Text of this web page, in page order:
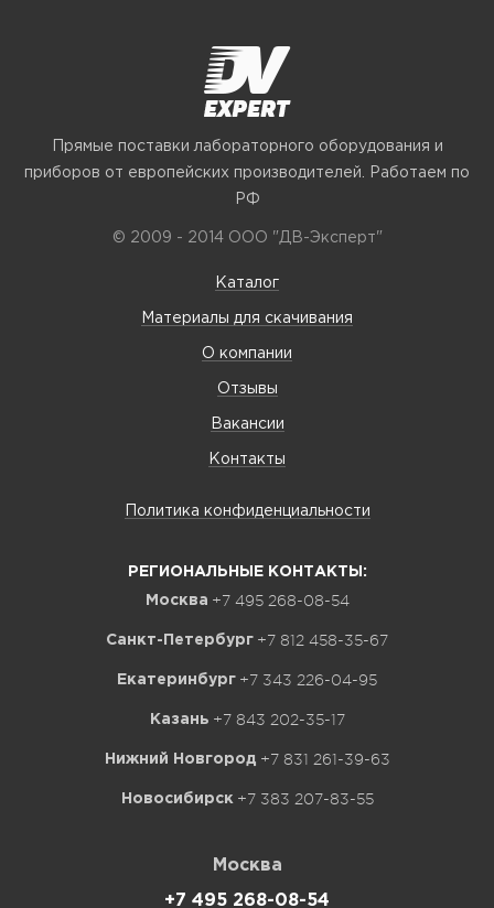
Прямые поставки лабораторного оборудования и
приборов от европейских производителей. Работаем по
РФ
© 2009 - 2014 ООО "ДВ-Эксперт"
Каталог
Материалы для скачивания
О компании
Отзывы
Вакансии
Контакты
Политика конфиденциальности
РЕГИОНАЛЬНЫЕ КОНТАКТЫ:
Москва +7 495 268-08-54
Санкт-Петербург +7 812 458-35-67
Екатеринбург +7 343 226-04-95
Казань +7 843 202-35-17
Нижний Новгород +7 831 261-39-63
Новосибирск +7 383 207-83-55
Москва
+7 495 268-08-54